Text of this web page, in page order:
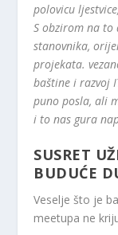
polovicu
S obzirom na
stanovnika,
projekata.
baštine i razvoj
puno posla, ali
i to nas gura
SUSRET
BUDUĆE
Veselje što je
meetupa ne